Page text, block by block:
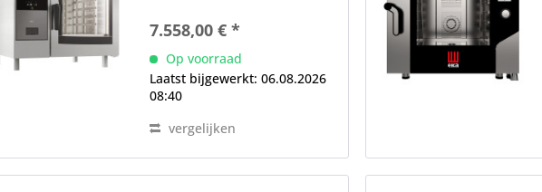
glazen deur, thermisch glas,
ventilatoren uitschakelen...
7.558,00 € *
Op voorraad
Laatst bijgewerkt: 06.08.2026
08:40
vergelijken